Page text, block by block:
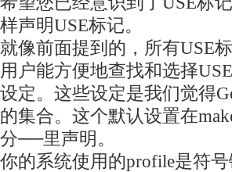
样声明USE标记。
就像前面提到的，所有USE
用户能方便地查找和选择
设定。这些设定是我们觉得
的集合。这个默认设置在
分──里声明。
你的系统使用的profile是符